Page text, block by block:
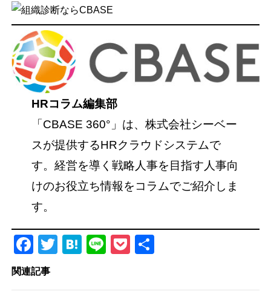
HRコラム編集部
「CBASE 360°」は、株式会社シーベー
スが提供するHRクラウドシステムで
す。経営を導く戦略人事を目指す人事向
けのお役立ち情報をコラムでご紹介しま
す。
Facebook
Twitter
Hatena
LinePocket
関連記事